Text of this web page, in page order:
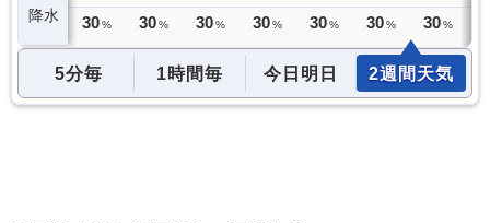
降水
0 ミリ 30 % 30 % 30 % 30 % 30 % 30 % 30 %
5分毎 1時間毎 今日明日 2週間天気